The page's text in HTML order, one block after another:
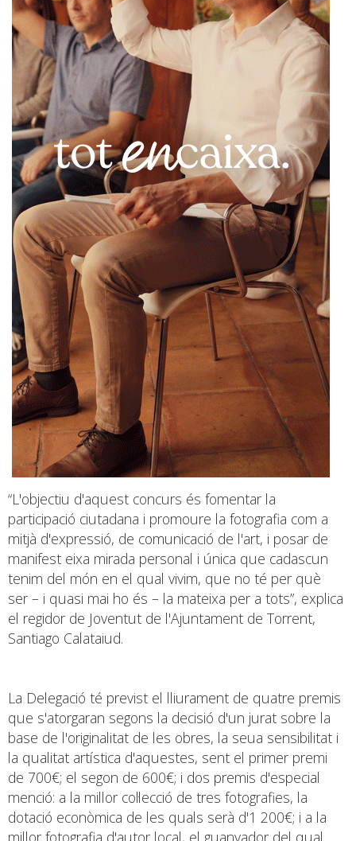
“L'objectiu d'aquest concurs és fomentar la
participació ciutadana i promoure la fotografia com a
mitjà d'expressió, de comunicació de l'art, i posar de
manifest eixa mirada personal i única que cadascun
tenim del món en el qual vivim, que no té per què
ser – i quasi mai ho és – la mateixa per a tots”, explica
el regidor de Joventut de l'Ajuntament de Torrent,
Santiago Calataiud.
La Delegació té previst el lliurament de quatre premis
que s'atorgaran segons la decisió d'un jurat sobre la
base de l'originalitat de les obres, la seua sensibilitat i
la qualitat artística d'aquestes, sent el primer premi
de 700€; el segon de 600€; i dos premis d'especial
menció: a la millor col·lecció de tres fotografies, la
dotació econòmica de les quals serà d'1 200€; i a la
millor fotografia d'autor local, el guanyador del qual